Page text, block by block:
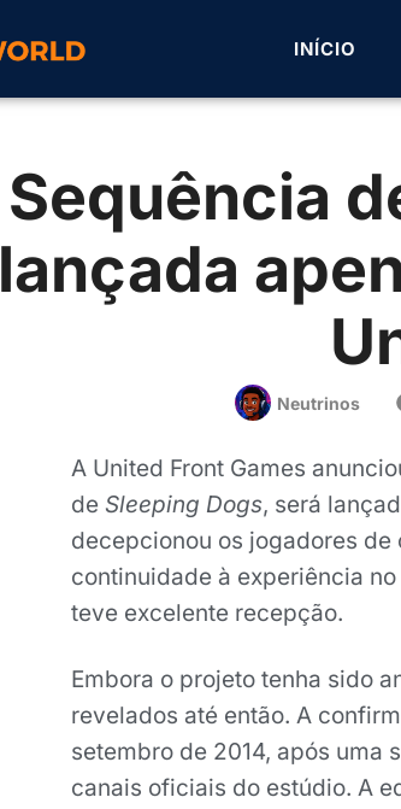
INÍCIO
Sequência
lançada
Neutrinos
A United Front Games
de Sleeping Dogs, será
decepcionou os jogadores
continuidade à experiência
teve excelente recepção.
Embora o projeto tenha sido
revelados até então. A
setembro de 2014, após uma
canais oficiais do estúdio. A